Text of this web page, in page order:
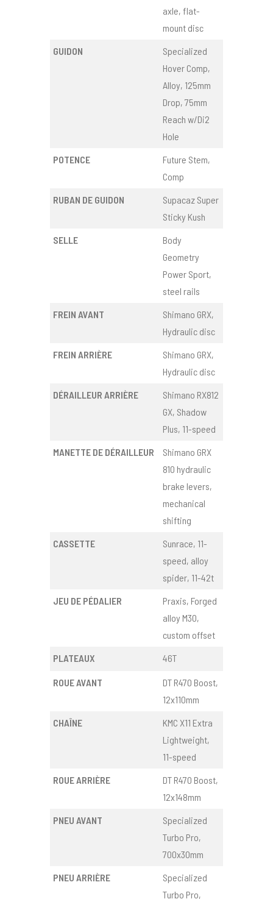
axle, flat-
mount disc
GUIDON
Specialized
Hover Comp,
Alloy, 125mm
Drop, 75mm
Reach w/Di2
Hole
POTENCE
Future Stem,
Comp
RUBAN DE GUIDON
Supacaz Super
Sticky Kush
SELLE
Body
Geometry
Power Sport,
steel rails
FREIN AVANT
Shimano GRX,
Hydraulic disc
FREIN ARRIÈRE
Shimano GRX,
Hydraulic disc
DÉRAILLEUR ARRIÈRE
Shimano RX812
GX, Shadow
Plus, 11-speed
MANETTE DE DÉRAILLEUR
Shimano GRX
810 hydraulic
brake levers,
mechanical
shifting
CASSETTE
Sunrace, 11-
speed, alloy
spider, 11-42t
JEU DE PÉDALIER
Praxis, Forged
alloy M30,
custom offset
PLATEAUX
46T
ROUE AVANT
DT R470 Boost,
12x110mm
CHAÎNE
KMC X11 Extra
Lightweight,
11-speed
ROUE ARRIÈRE
DT R470 Boost,
12x148mm
PNEU AVANT
Specialized
Turbo Pro,
700x30mm
PNEU ARRIÈRE
Specialized
Turbo Pro,